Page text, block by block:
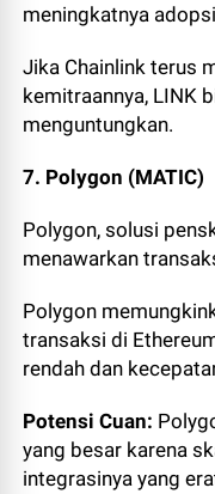
meningkatnya
Jika Chainlink terus
kemitraannya, LINK
menguntungkan.
7. Polygon (MATIC)
Polygon, solusi
menawarkan
Polygon
transaksi di
rendah dan
Potensi Cuan:
yang besar karena
integrasinya yang